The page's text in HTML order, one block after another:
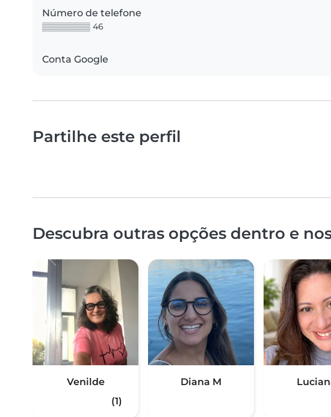
Número de telefone
▒▒▒▒▒▒▒▒ 46
Conta Google
Partilhe este perfil
Descubra outras opções dentro e
Venilde
(1)
Diana M